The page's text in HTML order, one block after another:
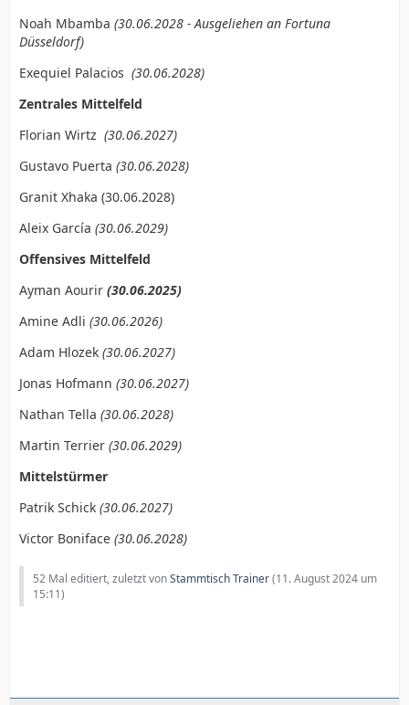
Noah Mbamba (30.06.2028 - Ausgeliehen an Fortuna
Düsseldorf)
Exequiel Palacios (30.06.2028)
Zentrales Mittelfeld
Florian Wirtz (30.06.2027)
Gustavo Puerta (30.06.2028)
Granit Xhaka (30.06.2028)
Aleix García (30.06.2029)
Offensives Mittelfeld
Ayman Aourir (30.06.2025)
Amine Adli (30.06.2026)
Adam Hlozek (30.06.2027)
Jonas Hofmann (30.06.2027)
Nathan Tella (30.06.2028)
Martin Terrier (30.06.2029)
Mittelstürmer
Patrik Schick (30.06.2027)
Victor Boniface (30.06.2028)
52 Mal editiert, zuletzt vonStammtisch Trainer(11. August 2024 um
15:11)